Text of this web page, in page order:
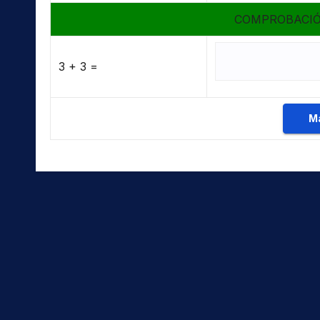
3 + 3 =